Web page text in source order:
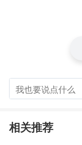
相关推荐